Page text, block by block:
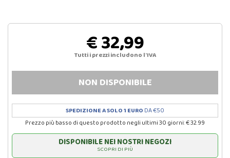
€ 32,99
Tutti i prezzi includono l'IVA
NON DISPONIBILE
SPEDIZIONE A SOLO 1 EURO DA €50
Prezzo più basso di questo prodotto negli ultimi 30 giorni: € 32.99
DISPONIBILE NEI NOSTRI NEGOZI
SCOPRI DI PIÙ